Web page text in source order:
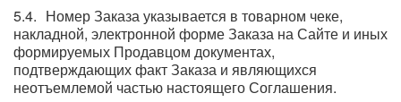
Номер Заказа указывается в товарном чеке,
накладной, электронной форме Заказа на Сайте и иных
формируемых Продавцом документах,
подтверждающих факт Заказа и являющихся
неотъемлемой частью настоящего Соглашения.